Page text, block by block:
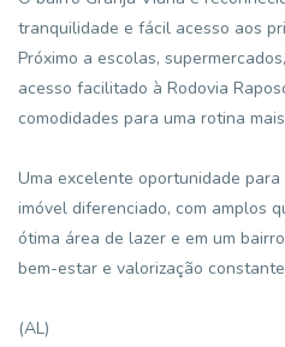
tranquilidade e fácil acesso aos
Próximo a escolas,
acesso facilitado à Rodovia
comodidades para uma rotina
Uma excelente oportunidade para
imóvel diferenciado, com amplos
ótima área de lazer e em um
bem-estar e valorização
(AL)